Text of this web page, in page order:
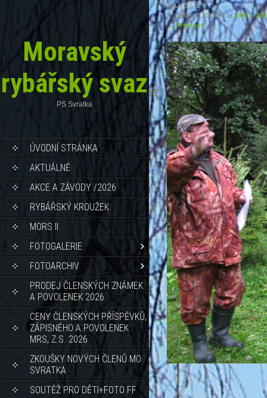
Moravský
rybářský svaz
PS Svratka
ÚVODNÍ STRÁNKA
AKTUÁLNĚ
AKCE A ZÁVODY /2026
RYBÁŘSKÝ KROUŽEK
MORS II
FOTOGALERIE
FOTOARCHIV
PRODEJ ČLENSKÝCH ZNÁMEK
A POVOLENEK 2026
CENY ČLENSKÝCH PŘÍSPĚVKŮ,
ZÁPISNÉHO A POVOLENEK
MRS, Z.S. 2026
ZKOUŠKY NOVÝCH ČLENŮ MO
SVRATKA
SOUTĚŽ PRO DĚTI+FOTO FF
IMG_5422
Published7.10.2017at3456 ×
←Previous